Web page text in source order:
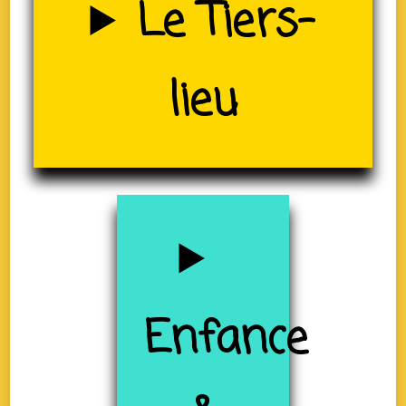
Le Tiers-
lieu
Enfance